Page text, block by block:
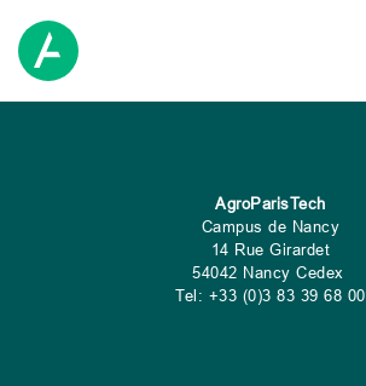
AgroParisTech
Campus de Nancy
14 Rue Girardet
54042 Nancy Cedex
Tel: +33 (0)3 83 39 68 00